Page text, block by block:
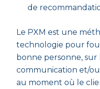
de
Le PXM est une
technologie pour
bonne personne, sur
communication et/
au moment où le